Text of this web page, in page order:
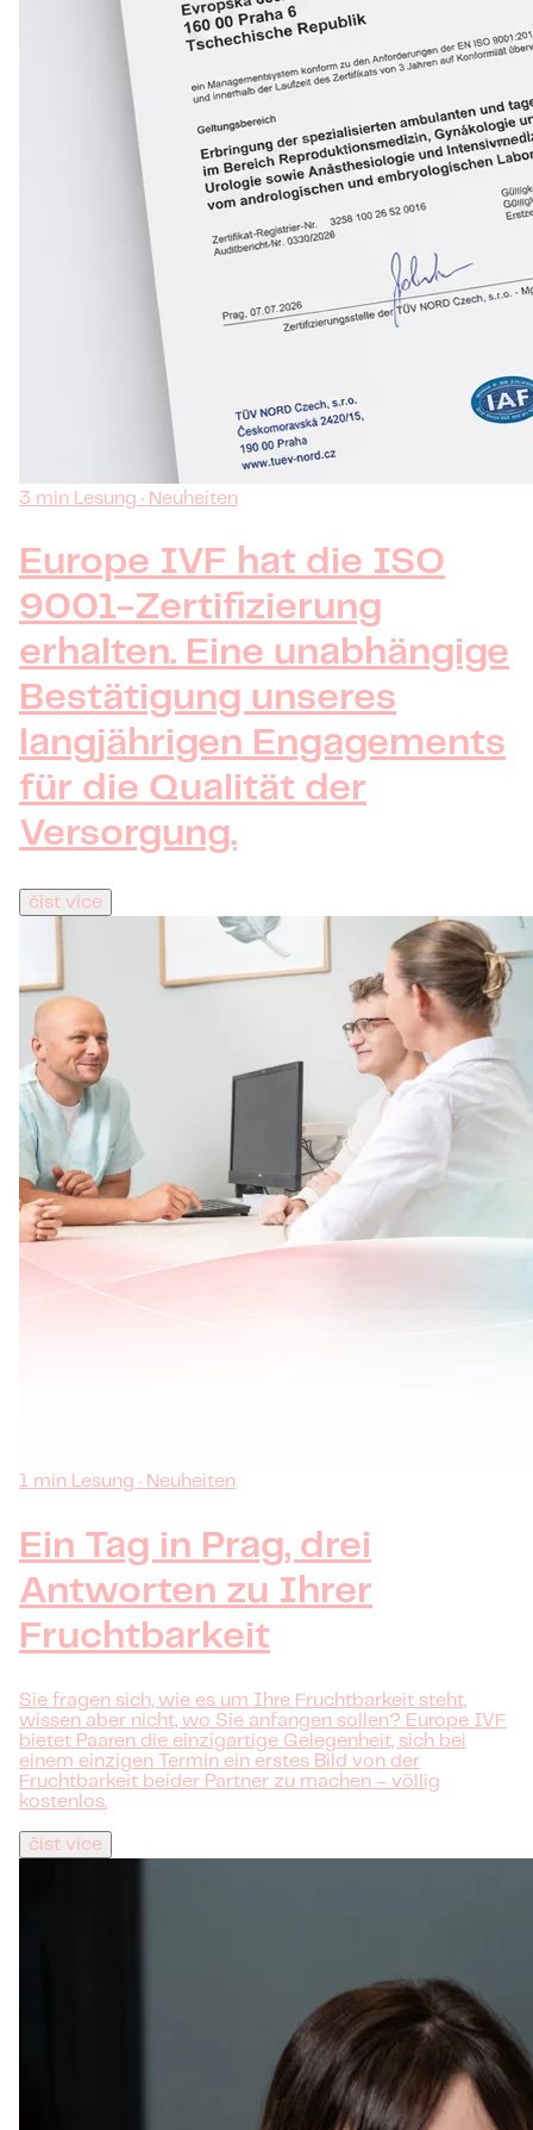
3 min Lesung · Neuheiten
Europe IVF hat die ISO
9001-Zertifizierung
erhalten. Eine unabhängige
Bestätigung unseres
langjährigen Engagements
für die Qualität der
Versorgung.
číst více
1 min Lesung · Neuheiten
Ein Tag in Prag, drei
Antworten zu Ihrer
Fruchtbarkeit
Sie fragen sich, wie es um Ihre Fruchtbarkeit steht,
wissen aber nicht, wo Sie anfangen sollen? Europe IVF
bietet Paaren die einzigartige Gelegenheit, sich bei
einem einzigen Termin ein erstes Bild von der
Fruchtbarkeit beider Partner zu machen – völlig
kostenlos.
číst více